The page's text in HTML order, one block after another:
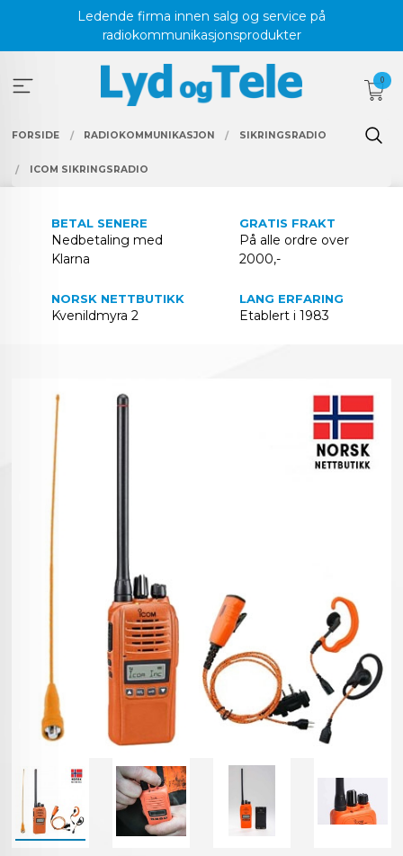
Ledende firma innen salg og service på
radiokommunikasjonsprodukter
0
FORSIDE RADIOKOMMUNIKASJON SIKRINGSRADIO
ICOM SIKRINGSRADIO
BETAL SENERE
Nedbetaling med
Klarna
GRATIS FRAKT
På alle ordre over
2000,-
NORSK NETTBUTIKK
Kvenildmyra 2
LANG ERFARING
Etablert i 1983